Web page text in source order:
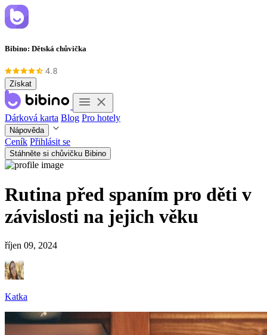
Bibino: Dětská chůvička
Získat
Dárková karta Blog Pro hotely
Nápověda
Ceník Přihlásit se
Stáhněte si chůvičku Bibino
Rutina před spaním pro děti v
závislosti na jejich věku
říjen 09, 2024
Katka